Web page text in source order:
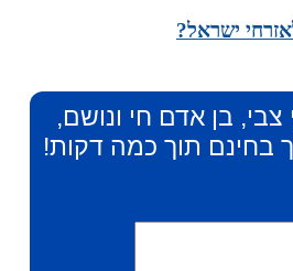
ישראל?
בן אדם חי ונושם,
בחינם תוך כמה דקות!